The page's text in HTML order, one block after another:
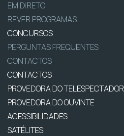
EM DIRETO
REVER PROGRAMAS
CONCURSOS
PERGUNTAS FREQUENTES
CONTACTOS
CONTACTOS
PROVEDORA DO TELESPECTADOR
PROVEDORA DO OUVINTE
ACESSIBILIDADES
SATÉLITES